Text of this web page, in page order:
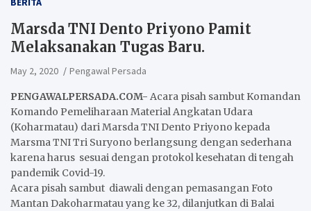
Marsda TNI Dento Priyono Pamit
Melaksanakan Tugas Baru.
May 2, 2020 Pengawal Persada
PENGAWALPERSADA.COM- Acara pisah sambut Komandan
Komando Pemeliharaan Material Angkatan Udara
(Koharmatau) dari Marsda TNI Dento Priyono kepada
Marsma TNI Tri Suryono berlangsung dengan sederhana
karena harus sesuai dengan protokol kesehatan di tengah
pandemik Covid-19.
Acara pisah sambut diawali dengan pemasangan Foto
Mantan Dakoharmatau yang ke 32, dilanjutkan di Balai